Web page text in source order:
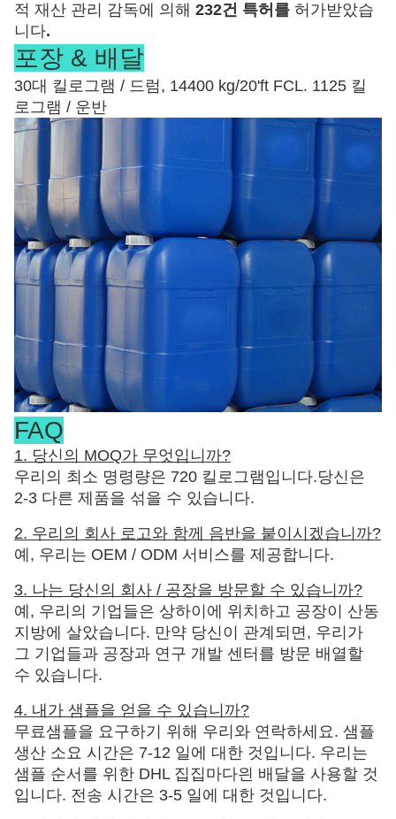
적 재산 관리 감독에 의해 232건 특허를 허가받았습
니다.
포장 & 배달
30대 킬로그램 / 드럼, 14400 kg/20'ft FCL. 1125 킬
로그램 / 운반
FAQ
1. 당신의 MOQ가 무엇입니까?
우리의 최소 명령량은 720 킬로그램입니다.당신은
2-3 다른 제품을 섞을 수 있습니다.
2. 우리의 회사 로고와 함께 음반을 붙이시겠습니까?
예, 우리는 OEM / ODM 서비스를 제공합니다.
3. 나는 당신의 회사 / 공장을 방문할 수 있습니까?
예, 우리의 기업들은 상하이에 위치하고 공장이 산동
지방에 살았습니다. 만약 당신이 관계되면, 우리가
그 기업들과 공장과 연구 개발 센터를 방문 배열할
수 있습니다.
4. 내가 샘플을 얻을 수 있습니까?
무료샘플을 요구하기 위해 우리와 연락하세요. 샘플
생산 소요 시간은 7-12 일에 대한 것입니다. 우리는
샘플 순서를 위한 DHL 집집마다읜 배달을 사용할 것
입니다. 전송 시간은 3-5 일에 대한 것입니다.